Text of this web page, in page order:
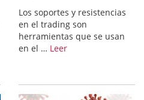
Los soportes y resistencias
en el trading son
herramientas que se usan
en el … Leer